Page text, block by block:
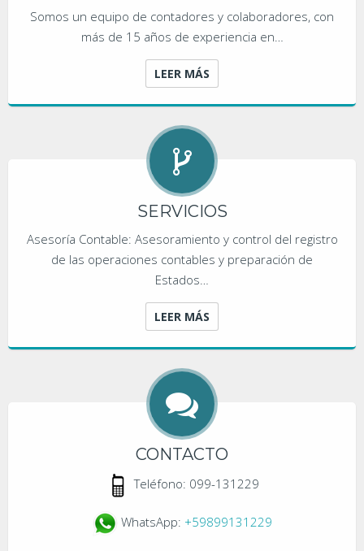
Somos un equipo de contadores y colaboradores, con
más de 15 años de experiencia en…
LEER MÁS
SERVICIOS
Asesoría Contable: Asesoramiento y control del registro
de las operaciones contables y preparación de
Estados…
LEER MÁS
CONTACTO
Teléfono: 099-131229
WhatsApp: +59899131229